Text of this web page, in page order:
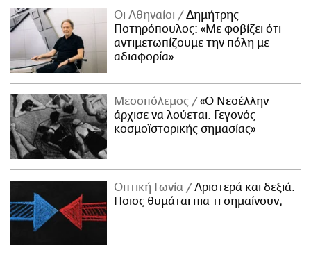
Οι Αθηναίοι
Δημήτρης
Ποτηρόπουλος: «Με φοβίζει ότι
αντιμετωπίζουμε την πόλη με
αδιαφορία»
Μεσοπόλεμος
«Ο Νεοέλλην
άρχισε να λούεται. Γεγονός
κοσμοϊστορικής σημασίας»
Οπτική Γωνία
Αριστερά και δεξιά:
Ποιος θυμάται πια τι σημαίνουν;